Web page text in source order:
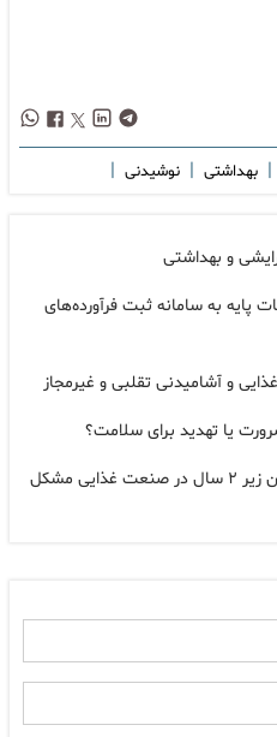
| بهداشتی | نوشیدنی |
و بهداشتی
پایه به سامانه ثبت فرآورده‌های
یا تهدید برای سلامت؟
آیا مواد رنگی خوراکی برای کودکان زیر ۲ سال در صنعت غذایی مشکل